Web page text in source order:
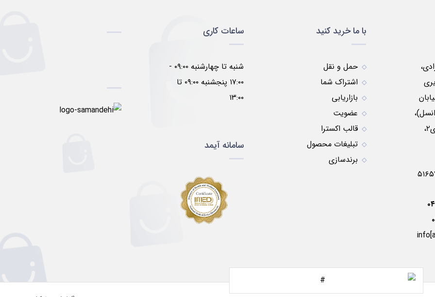
نبش کوچه موسوی۲،
با ما خرید کنید
حمل و نقل
اشتراک شما
بازاریابی
عضویت
قالب اکسترا
تبلیغات محصول
برندسازی
ساعات کاری
شنبه تا چهارشنبه ۰۹:۰۰ -
۱۷:۰۰ پنجشنبه ۰۹:۰۰ تا
۱۳:۰۰
سامانه آیمد